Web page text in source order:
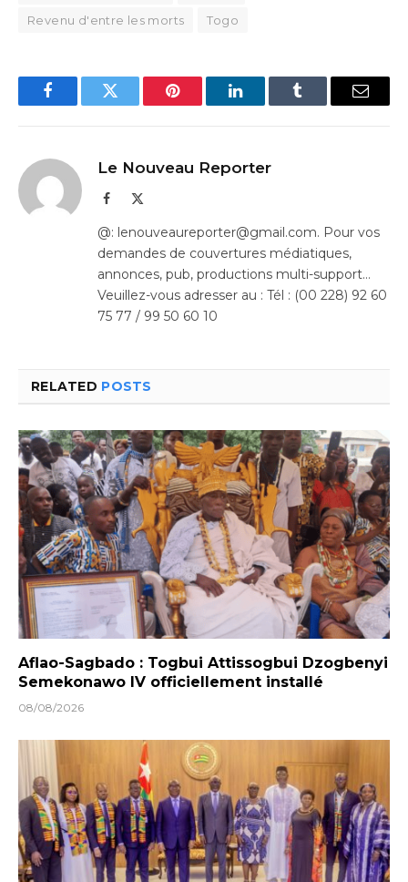
Revenu d'entre les morts Togo
FacebookTwitter Pinterest LinkedInTumblr Email
Le Nouveau Reporter
Facebook
@: lenouveaureporter@gmail.com. Pour vos
demandes de couvertures médiatiques,
annonces, pub, productions multi-support…
Veuillez-vous adresser au : Tél : (00 228) 92 60
75 77 / 99 50 60 10
RELATED POSTS
Aflao-Sagbado : Togbui Attissogbui Dzogbenyi
Semekonawo IV officiellement installé
08/08/2026